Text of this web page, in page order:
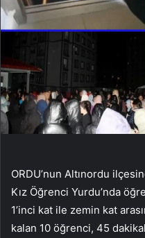
ORDU’nun Altınordu
Kız Öğrenci Yurdu’nda
1’inci kat ile zemin kat
kalan 10 öğrenci, 45